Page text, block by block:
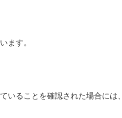
ます。
いることを確認された場合には